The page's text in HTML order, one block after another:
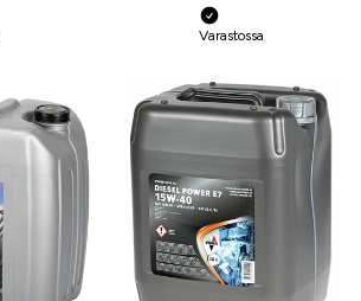
Varastossa